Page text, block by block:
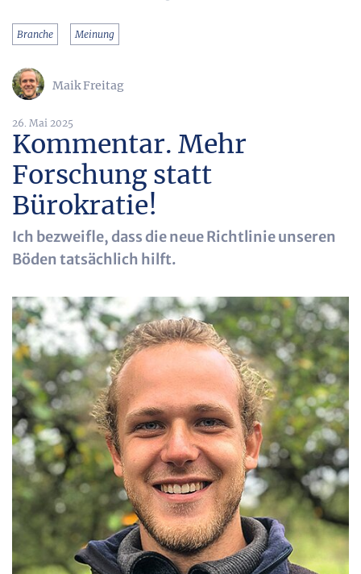
Branche Meinung
Maik Freitag
26. Mai 2025
Kommentar. Mehr
Forschung statt
Bürokratie!
Ich bezweifle, dass die neue Richtlinie unseren
Böden tatsächlich hilft.